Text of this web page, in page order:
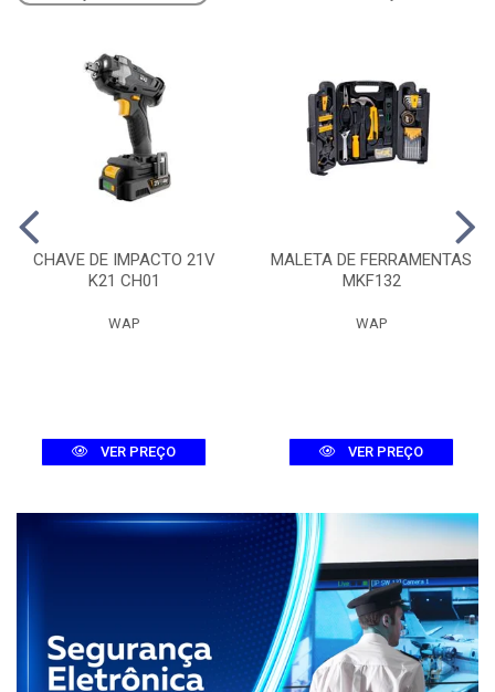
CHAVE DE IMPACTO 21V
K21 CH01
WAP
VER PREÇO
MALETA DE FERRAMENTAS
MKF132
WAP
VER PREÇO